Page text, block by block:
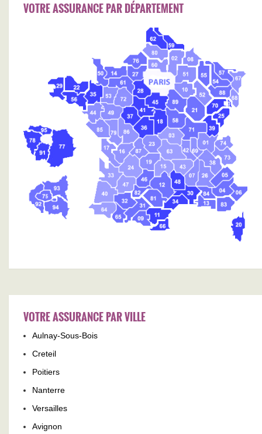
VOTRE ASSURANCE PAR DÉPARTEMENT
VOTRE ASSURANCE PAR VILLE
Aulnay-Sous-Bois
Creteil
Poitiers
Nanterre
Versailles
Avignon